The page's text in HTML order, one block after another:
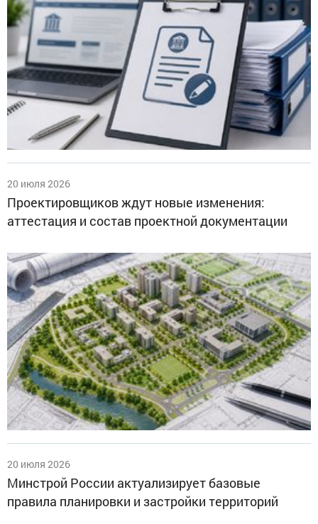
20 июля 2026
Проектировщиков ждут новые изменения:
аттестация и состав проектной документации
20 июля 2026
Минстрой России актуализирует базовые
правила планировки и застройки территорий